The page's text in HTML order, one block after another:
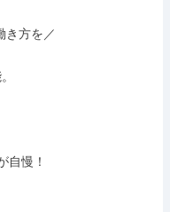
き方を／
自慢！